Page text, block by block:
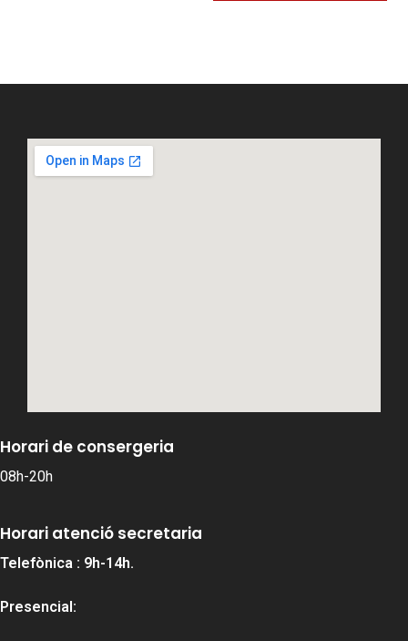
Horari de consergeria
08h-20h
Horari atenció secretaria
Telefònica : 9h-14h.
Presencial: